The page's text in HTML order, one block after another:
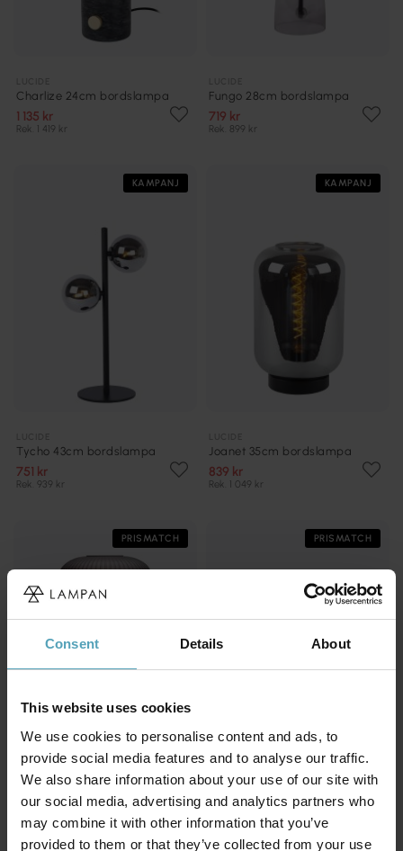
Consent Details About
This website uses cookies
We use cookies to personalise content and ads, to
provide social media features and to analyse our traffic.
We also share information about your use of our site with
our social media, advertising and analytics partners who
may combine it with other information that you’ve
provided to them or that they’ve collected from your use
Charlize 24cm bordslampa
1 135 kr
Rek. 1 419 kr
Fungo 28cm bordslampa
719 kr
Rek. 899 kr
KAMPANJ
Tycho 43cm bordslampa
751 kr
Rek. 939 kr
KAMPANJ
Joanet 35cm bordslampa
839 kr
Rek. 1 049 kr
PRISMATCH
Sober 50cm bordslampa
929 kr
Rek. 1 299 kr
PRISMATCH
Post 38cm bordslampa
530 kr
Rek. 599 kr